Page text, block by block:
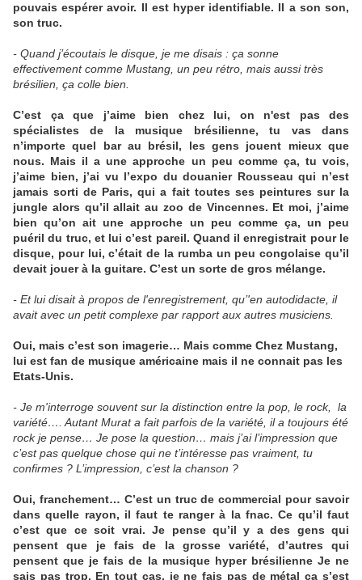
pouvais espérer avoir. Il est hyper identifiable. Il a son son,
son truc.
- Quand j’écoutais le disque, je me disais : ça sonne
effectivement comme Mustang, un peu rétro, mais aussi très
brésilien, ça colle bien.
C’est ça que j’aime bien chez lui, on n'est pas des
spécialistes de la musique brésilienne, tu vas dans
n’importe quel bar au brésil, les gens jouent mieux que
nous. Mais il a une approche un peu comme ça, tu vois,
j’aime bien, j’ai vu l’expo du douanier Rousseau qui n’est
jamais sorti de Paris, qui a fait toutes ses peintures sur la
jungle alors qu’il allait au zoo de Vincennes. Et moi, j’aime
bien qu’on ait une approche un peu comme ça, un peu
puéril du truc, et lui c’est pareil. Quand il enregistrait pour le
disque, pour lui, c’était de la rumba un peu congolaise qu’il
devait jouer à la guitare. C’est un sorte de gros mélange.
- Et lui disait à propos de l'enregistrement, qu’'en autodidacte, il
avait avec un petit complexe par rapport aux autres musiciens.
Oui, mais c’est son imagerie… Mais comme Chez Mustang,
lui est fan de musique américaine mais il ne connait pas les
Etats-Unis.
- Je m'interroge souvent sur la distinction entre la pop, le rock, la
variété…. Autant Murat a fait parfois de la variété, il a toujours été
rock je pense… Je pose la question… mais j’ai l’impression que
c’est pas quelque chose qui ne t’intéresse pas vraiment, tu
confirmes ? L’impression, c’est la chanson ?
Oui, franchement… C’est un truc de commercial pour savoir
dans quelle rayon, il faut te ranger à la fnac. Ce qu’il faut
c’est que ce soit vrai. Je pense qu’il y a des gens qui
pensent que je fais de la grosse variété, d’autres qui
pensent que je fais de la musique hyper brésilienne Je ne
sais pas trop. En tout cas, je ne fais pas de métal ça s’est